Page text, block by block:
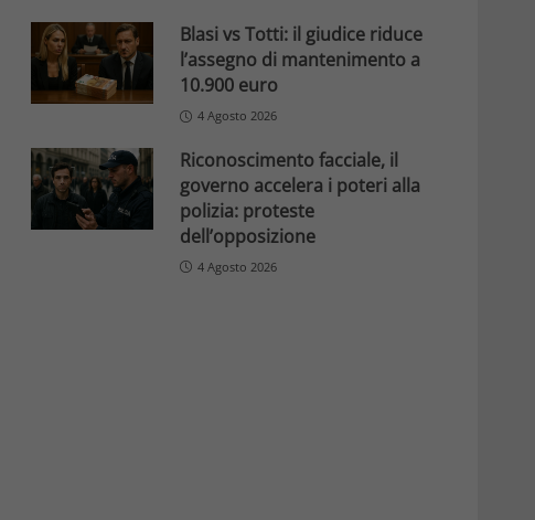
Blasi vs Totti: il giudice riduce
l’assegno di mantenimento a
10.900 euro
4 Agosto 2026
Riconoscimento facciale, il
governo accelera i poteri alla
polizia: proteste
dell’opposizione
4 Agosto 2026